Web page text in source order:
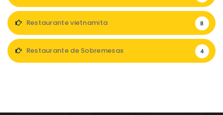
Restaurante vietnamita 8
Restaurante de Sobremesas 4